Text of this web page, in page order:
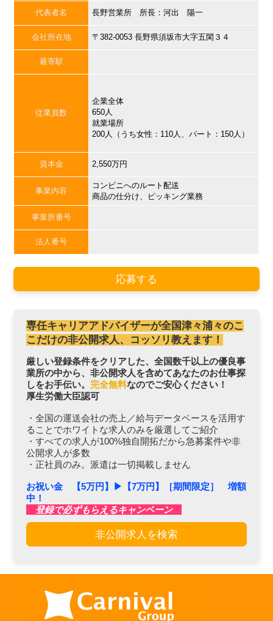
代表者名 長野営業所 所長：河出 陽一
会社所在地 〒382-0053 長野県須坂市大字五閑３４
最寄駅
従業員数
企業全体
650人
就業場所
200人（うち女性：110人、パート：150人）
資本金 2,550万円
事業内容
コンビニへのルート配送
商品の仕分け、ピッキング業務
事業所番号
法人番号
応募する
専任キャリアアドバイザーが全国津々浦々のこ
こだけの非公開求人、コッソリ教えます！
厳しい登録条件をクリアした、全国数千以上の優良事
業所の中から、非公開求人を含めてあなたのお仕事探
しをお手伝い。 完全無料なのでご安心ください！
厚生労働大臣認可
・全国の運送会社の売上／給与データベースを活用す
ることでホワイトな求人のみを厳選してご紹介
・すべての求人が100%独自開拓だから急募案件や非
公開求人が多数
・正社員のみ。派遣は一切掲載しません
お祝い金 【5万円】▶︎【7万円】［期間限定］ 増額
中！
登録で必ずもらえるキャンペーン
非公開求人を検索